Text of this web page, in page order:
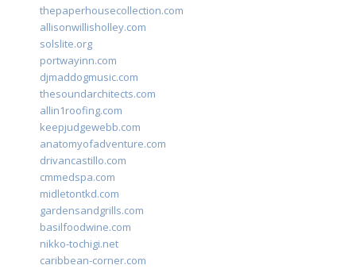
thepaperhousecollection.com
allisonwillisholley.com
solslite.org
portwayinn.com
djmaddogmusic.com
thesoundarchitects.com
allin1roofing.com
keepjudgewebb.com
anatomyofadventure.com
drivancastillo.com
cmmedspa.com
midletontkd.com
gardensandgrills.com
basilfoodwine.com
nikko-tochigi.net
caribbean-corner.com